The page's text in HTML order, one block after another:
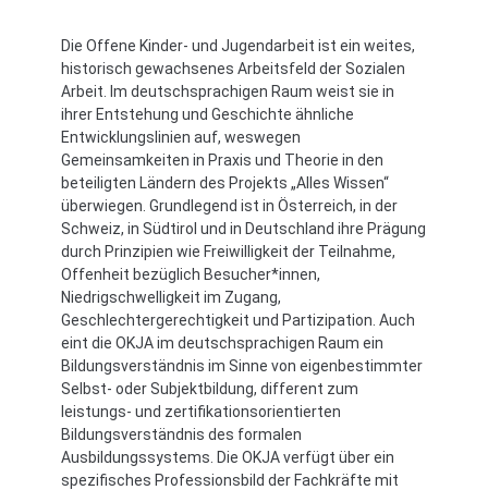
Die Offene Kinder- und Jugendarbeit ist ein weites,
historisch gewachsenes Arbeitsfeld der Sozialen
Arbeit. Im deutschsprachigen Raum weist sie in
ihrer Entstehung und Geschichte ähnliche
Entwicklungslinien auf, weswegen
Gemeinsamkeiten in Praxis und Theorie in den
beteiligten Ländern des Projekts „Alles Wissen“
überwiegen. Grundlegend ist in Österreich, in der
Schweiz, in Südtirol und in Deutschland ihre Prägung
durch Prinzipien wie Freiwilligkeit der Teilnahme,
Offenheit bezüglich Besucher*innen,
Niedrigschwelligkeit im Zugang,
Geschlechtergerechtigkeit und Partizipation. Auch
eint die OKJA im deutschsprachigen Raum ein
Bildungsverständnis im Sinne von eigenbestimmter
Selbst- oder Subjektbildung, different zum
leistungs- und zertifikationsorientierten
Bildungsverständnis des formalen
Ausbildungssystems. Die OKJA verfügt über ein
spezifisches Professionsbild der Fachkräfte mit